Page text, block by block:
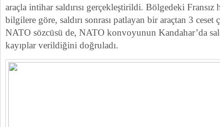
araçla intihar saldırısı gerçekleştirildi. Bölgedeki Fransız
bilgilere göre, saldırı sonrası patlayan bir araçtan 3 ceset
NATO sözcüsü de, NATO konvoyunun Kandahar’da
kayıplar verildiğini doğruladı.